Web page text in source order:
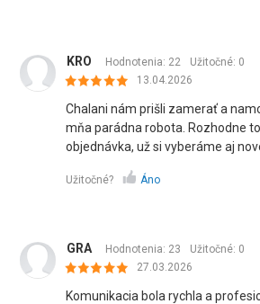
KRO Hodnotenia: 22 Užitočné: 0
13.04.2026
Chalani nám prišli zamerať a
mňa parádna robota. Rozhodne
objednávka, už si vyberáme aj
Užitočné? Áno
GRA Hodnotenia: 23 Užitočné: 0
27.03.2026
Komunikacia bola rychla a